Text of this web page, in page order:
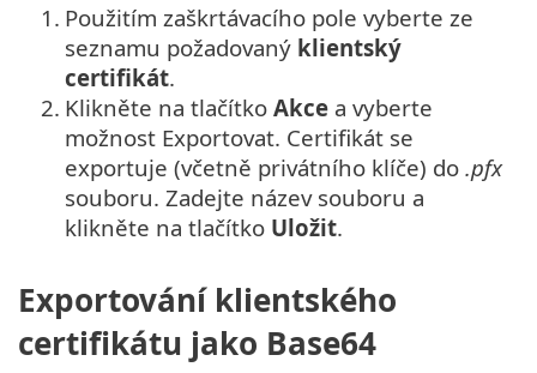
1. Použitím zaškrtávacího pole vyberte ze
seznamu požadovaný klientský
certifikát.
2. Klikněte na tlačítko Akce a vyberte
možnost Exportovat. Certifikát se
exportuje (včetně privátního klíče) do .pfx
souboru. Zadejte název souboru a
klikněte na tlačítko Uložit.
Exportování klientského
certifikátu jako Base64